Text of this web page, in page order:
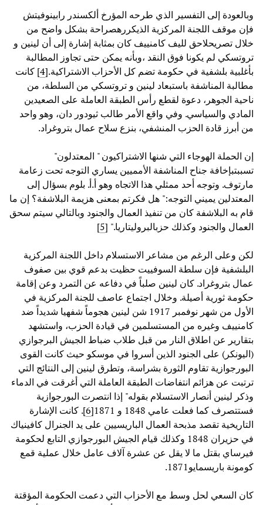
وبالعودة إلى التفسير الذي طرحه المؤرخ ألكسندر رابينوفيتش
فإن موقف اللجنة المركزية الذيكررهصراحة بشكل واضح من
خلال تصريحلاحق لليف كامنييف كان بمثابة إشارة إلى أن لينين و
تروتسكي لم يكونا فوق النقد ،وبأنه يمكن حتى تجاوز المطالبة
بأغلبية بلشفية في حكومة تضم كل الأحزاب الاشتراكية.[4] كانت
مطالبة المناشفة باستبعاد لينين و تروتسكي من السلطة، من
ناحية الجوهر، دعوة لقطع رأس الطبقة العاملة على الصعيدين
المادي والسياسي. وفي واقع الأمر طالب ثيودور دان، وهو واحد
من أبرز قادة الحزب المنشفي، بنزع سلاح عمال بتروغراد.
إن الحملة الهوجاء التي شنها الاشتراكيون " المعتدلون"
تسببتبإخافة جناح المناشفة الأمميين يساري التوجه تحت زعامة
مارتوف. وتوجه أحد ممثلي هذا الاتجاه وهو أ.أ. بلوم بسؤال إلى
المعتدلين يميني التوجه:" هل فكرتم بمعنى هزيمة البلاشفة؟ إن ما
قام به البلاشفة كان من تنفيذ العمال والجنود وبالتالي سيتم سحق
العمال والجنود وكذلك حزبالبروليتاريا." [5
]
لكن وعلى الرغم من مشاعر الاستسلام داخل اللجنة المركزية
البلشفية فإن سلطة السوفييت حظيت بدعم قوي بين صفوف
عمال بتروغراد. كان لينين صلباً في دفاعه عن التمرد وعن إقامة
حكومة ثورية أصيلة. وخلال اجتماع عاصف للجنة المركزية في
الأول من شهر نوفمبر 1917 شن لينين هجوماً شفهيا شديداً ضد
كامنييف وغيره من المستسلمين في قيادة الحزب، واستشهد
بتقارير عن اطلاق النار من قبل طلاب ضباط الجيش البرجوازي
(اليونكر) على الجنود الذين أسروا في موسكو حيث كانت القوى
البورجوازية تقاوم الثورة بشراسة، وتطرق لينين إلى النتائج التي
ترتبت عن هزائم انتفاضات الطبقة العاملة التي أغرقت في الدماء
وذكر لينين أنصار الاستسلام بقوله" إذا انتصرت البورجوازية
فستتصرف كما فعلت عامي 1848 و 1871[
6]. كانت الإشارة
التاريخية تقصد مذبحة العمال الباريسيين على يد الجنرال كافينياك
في حزيران 1848 وكذلك قيام الجيش البورجوازي التابع لحكومة
فيرساي بقتل ما لا يقل عن عشرة آلاف عامل خلال عملية قمع
كومونة باريسمايو1871.
كان السعي لحل وسط مع الأحزاب التي دعمت الحكومة المؤقتة